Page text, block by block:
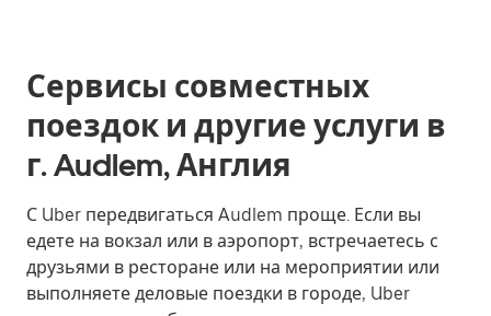
Сервисы совместных
поездок и другие услуги в
г. Audlem, Англия
С Uber передвигаться Audlem проще. Если вы
едете на вокзал или в аэропорт, встречаетесь с
друзьями в ресторане или на мероприятии или
выполняете деловые поездки в городе, Uber